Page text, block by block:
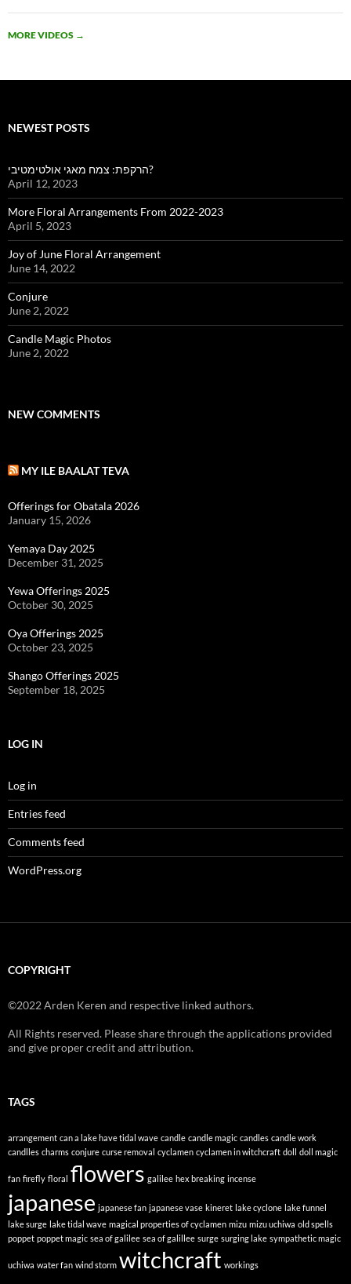
MORE VIDEOS →
NEWEST POSTS
הרקפת: צמח מאגי אולטימטיבי?
April 12, 2023
More Floral Arrangements From 2022-2023
April 5, 2023
Joy of June Floral Arrangement
June 14, 2022
Conjure
June 2, 2022
Candle Magic Photos
June 2, 2022
NEW COMMENTS
MY ILE BAALAT TEVA
Offerings for Obatala 2026
January 15, 2026
Yemaya Day 2025
December 31, 2025
Yewa Offerings 2025
October 30, 2025
Oya Offerings 2025
October 23, 2025
Shango Offerings 2025
September 18, 2025
LOG IN
Log in
Entries feed
Comments feed
WordPress.org
COPYRIGHT
©2022 Arden Keren and respective linked authors.
All Rights reserved. Please share through the applications provided
and give proper credit and attribution.
TAGS
arrangement can a lake have tidal wave candle candle magic candles candle work
candlles charms conjure curse removal cyclamen cyclamen in witchcraft doll doll magic
fan firefly floral flowers galilee hex breaking incense
japanese japanese fan japanese vase kineret lake cyclone lake funnel
lake surge lake tidal wave magical properties of cyclamen mizu mizu uchiwa old spells
poppet poppet magic sea of galilee sea of galillee surge surging lake sympathetic magic
uchiwa water fan wind storm witchcraft workings